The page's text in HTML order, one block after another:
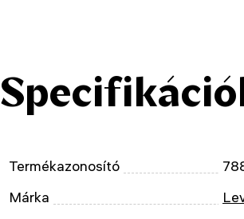
Termékazonosító
Márka